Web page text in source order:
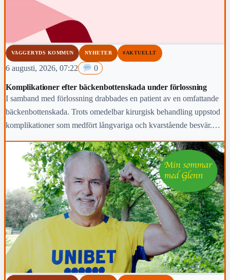
VAGGERYDS KOMMUN NYHETER #AKTUELLT
6 augusti, 2026, 07:22 0
Komplikationer efter bäckenbottenskada under förlossning
I samband med förlossning drabbades en patient av en omfattande
bäckenbottenskada. Trots omedelbar kirurgisk behandling uppstod
komplikationer som medfört långvariga och kvarstående besvär.
Region Jönköpings län anmäler händelsen för prövning enligt lex
Maria.